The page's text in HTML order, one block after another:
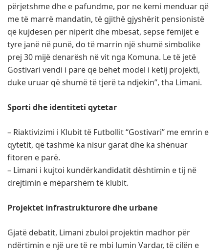
përjetshme dhe e pafundme, por ne kemi menduar që
me të marrë mandatin, të gjithë gjyshërit pensionistë
që kujdesen për nipërit dhe mbesat, sepse fëmijët e
tyre janë në punë, do të marrin një shumë simbolike
prej 30 mijë denarësh në vit nga Komuna. Le të jetë
Gostivari vendi i parë që bëhet model i këtij projekti,
duke uruar që shumë të tjerë ta ndjekin”, tha Limani.
Sporti dhe identiteti qytetar
– Riaktivizimi i Klubit të Futbollit “Gostivari” me emrin e
qytetit, që tashmë ka nisur garat dhe ka shënuar
fitoren e parë.
– Limani i kujtoi kundërkandidatit dështimin e tij në
drejtimin e mëparshëm të klubit.
Projektet infrastrukturore dhe urbane
Gjatë debatit, Limani zbuloi projektin madhor për
ndërtimin e një ure të re mbi lumin Vardar, të cilën e